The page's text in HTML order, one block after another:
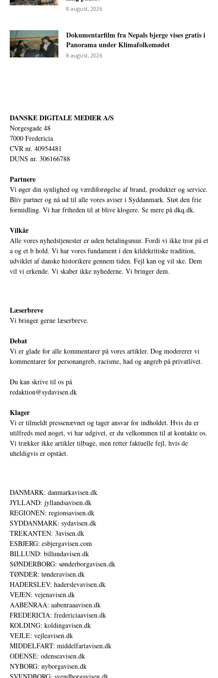
8 august, 2026
Dokumentarfilm fra Nepals bjerge vises gratis i
Panorama under Klimafolkemødet
8 august, 2026
DANSKE DIGITALE MEDIER A/S
Norgesgade 48
7000 Fredericia
CVR nr. 40954481
DUNS nr. 306166788
Partnere
Vi øger din synlighed og værdiforøgelse af brand, produkter og service.
Bliv partner og nå ud til alle vores aviser i Syddanmark. Støt den frie
formidling. Vi har friheden til at blive klogere. Se mere på dkq.dk.
Vilkår
Alle vores nyhedstjenester er uden betalingsmur. Fordi vi ikke tror på et
a og et b hold. Vi har vores fundament i den kildekritiske tradition,
udviklet af danske historikere gennem tiden. Fejl kan og vil ske. Dem
vil vi erkende. Vi skaber ikke nyhederne. Vi bringer dem.
Læserbreve
Vi bringer gerne læserbreve.
Debat
Vi er glade for alle kommentarer på vores artikler. Dog modererer vi
kommentarer for personangreb, racisme, had og angreb på privatlivet.
Du kan skrive til os på
redaktion@sydavisen.dk
Klager
Vi er tilmeldt pressenævnet og tager ansvar for indholdet. Hvis du er
utilfreds med noget, vi har udgivet, er du velkommen til at kontakte os.
Vi trækker ikke artikler tilbage, men retter faktuelle fejl, hvis de
uheldigvis er opstået.
DANMARK: danmarkavisen.dk
JYLLAND: jyllandsavisen.dk
REGIONEN: regionsavisen.dk
SYDDANMARK: sydavisen.dk
TREKANTEN: 3avisen.dk
ESBJERG: esbjergavisen.com
BILLUND: billundavisen.dk
SØNDERBORG: sønderborgavisen.dk
TØNDER: tønderavisen.dk
HADERSLEV: haderslevavisen.dk
VEJEN: vejenavisen.dk
AABENRAA: aabenraaavisen.dk
FREDERICIA: fredericiaavisen.dk
KOLDING: koldingavisen.dk
VEJLE: vejleavisen.dk
MIDDELFART: middelfartavisen.dk
ODENSE: odenseavisen.dk
NYBORG: nyborgavisen.dk
SVENDBORG: svendborgavisen.dk